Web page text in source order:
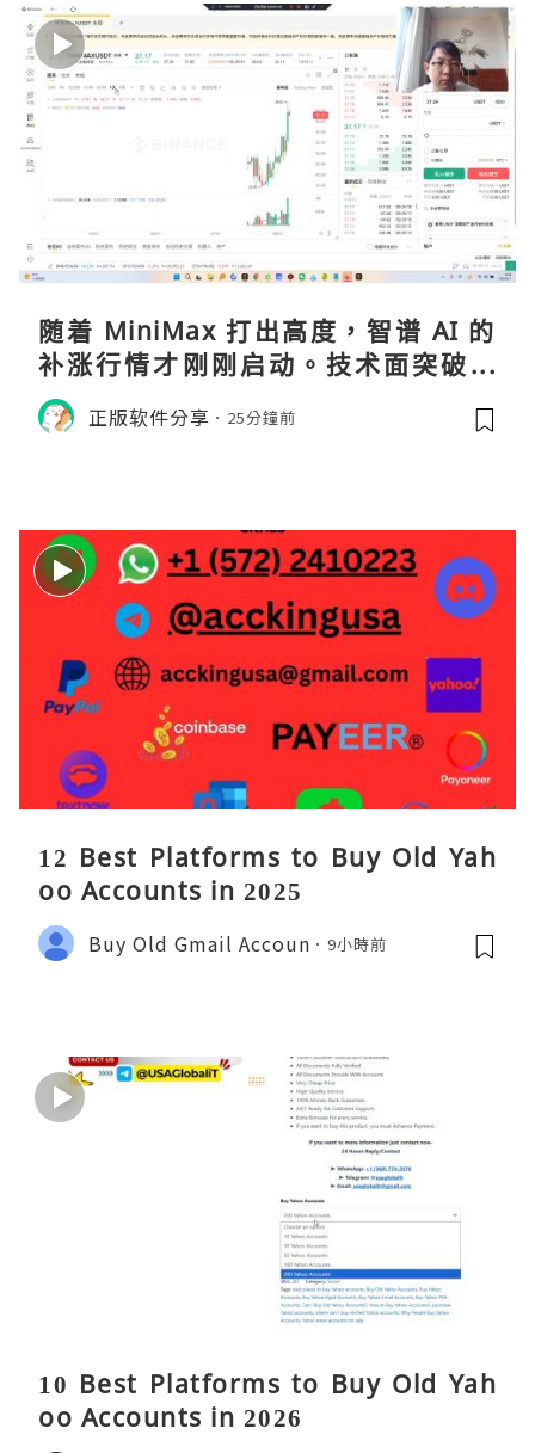
随着 MiniMax 打出高度，智谱 AI 的
补涨行情才刚刚启动。技术面突破在
即，基本面逻辑硬朗，目标先看 170，
顺势做多，在巨头上市潮来临前享受泡
正版软件分享 25分鐘前
12 Best Platforms to Buy Old Yah
oo Accounts in 2025
Buy Old Gmail Accoun 9小時前
10 Best Platforms to Buy Old Yah
oo Accounts in 2026